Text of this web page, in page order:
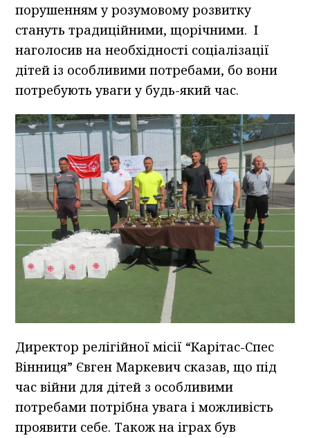
порушенням у розумовому розвитку
стануть традиційними, щорічними. І
наголосив на необхідності соціалізації
дітей із особливими потребами, бо вони
потребують уваги у будь-який час.
Директор релігійної місії “Карітас-Спес
Вінниця” Євген Маркевич сказав, що під
час війни для дітей з особливими
потребами потрібна увага і можливість
проявити себе. Також на іграх був